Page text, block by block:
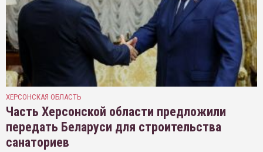
ХЕРСОНСКАЯ ОБЛАСТЬ
Часть Херсонской области предложили
передать Беларуси для строительства
санаториев